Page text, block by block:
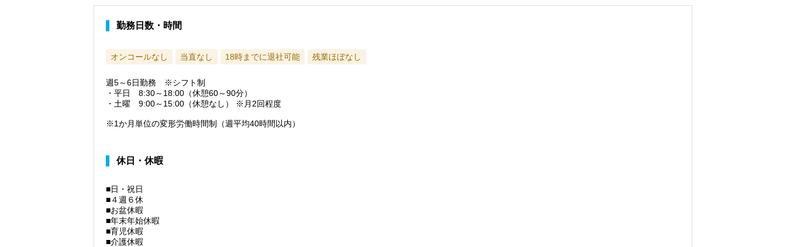
勤務日数・時間
オンコールなし 当直なし 18時までに退社可能 残業ほぼなし
週5～6日勤務 ※シフト制
・平日 8:30～18:00（休憩60～90分）
・土曜 9:00～15:00（休憩なし） ※月2回程度
※1か月単位の変形労働時間制（週平均40時間以内）
休日・休暇
■日・祝日
■４週６休
■お盆休暇
■年末年始休暇
■育児休暇
■介護休暇